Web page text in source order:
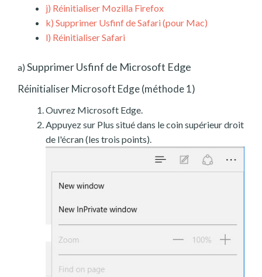
j) Réinitialiser Mozilla Firefox
k) Supprimer Usfinf de Safari (pour Mac)
l) Réinitialiser Safari
a) Supprimer Usfinf de Microsoft Edge
Réinitialiser Microsoft Edge (méthode 1)
Ouvrez Microsoft Edge.
Appuyez sur Plus situé dans le coin supérieur droit
de l'écran (les trois points).